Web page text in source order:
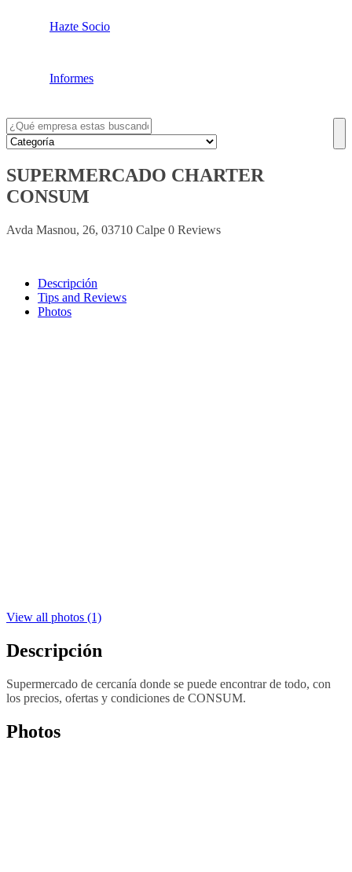
Hazte Socio
Informes
SUPERMERCADO CHARTER
CONSUM
Avda Masnou, 26, 03710 Calpe 0 Reviews
Descripción
Tips and Reviews
Photos
View all photos (1)
Descripción
Supermercado de cercanía donde se puede encontrar de todo, con
los precios, ofertas y condiciones de CONSUM.
Photos